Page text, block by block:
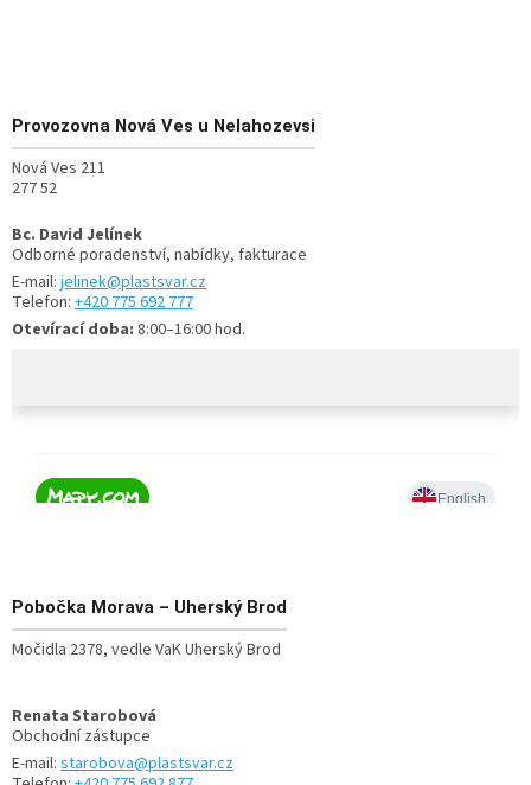
Provozovna Nová Ves u Nelahozevsi
Nová Ves 211
277 52
Bc. David Jelínek
Odborné poradenství, nabídky, fakturace
E-mail: jelinek@plastsvar.cz
Telefon: +420 775 692 777
Otevírací doba: 8:00–16:00 hod.
Pobočka Morava – Uherský Brod
Močidla 2378, vedle VaK Uherský Brod
Renata Starobová
Obchodní zástupce
E-mail: starobova@plastsvar.cz